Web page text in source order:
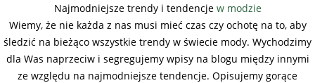
Najmodniejsze trendy i tendencje w modzie
Wiemy, że nie każda z nas musi mieć czas czy ochotę na to, aby
śledzić na bieżąco wszystkie trendy w świecie mody. Wychodzimy
dla Was naprzeciw i segregujemy wpisy na blogu między innymi
ze względu na najmodniejsze tendencje. Opisujemy gorące